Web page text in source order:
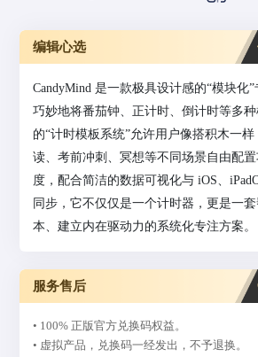
编辑心选
CandyMind 是一款极具设计感的“模块化
巧妙地将番茄钟、正计时、倒计时等多
的“计时模板系统”允许用户像搭积木一
读、考前冲刺、冥想等不同场景自由配
度，配合简洁的数据可视化与 iOS、
同步，它不仅仅是一个计时器，更是一
本、建立内在驱动力的系统化专注方案。
服务售后
• 100% 正版官方兑换码权益。
• 虚拟产品，兑换码一经发出，不予退换。